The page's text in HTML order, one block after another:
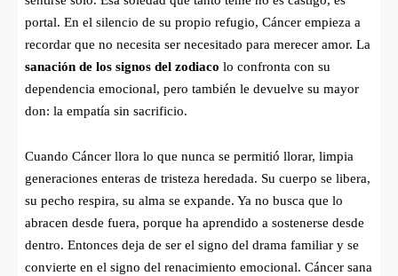
portal. En el silencio de su propio refugio, Cáncer empieza a
recordar que no necesita ser necesitado para merecer amor. La
sanación de los signos del zodiaco lo confronta con su
dependencia emocional, pero también le devuelve su mayor
don: la empatía sin sacrificio.
Cuando Cáncer llora lo que nunca se permitió llorar, limpia
generaciones enteras de tristeza heredada. Su cuerpo se libera,
su pecho respira, su alma se expande. Ya no busca que lo
abracen desde fuera, porque ha aprendido a sostenerse desde
dentro. Entonces deja de ser el signo del drama familiar y se
convierte en el signo del renacimiento emocional. Cáncer sana